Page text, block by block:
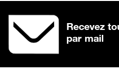
Recevez
par mail